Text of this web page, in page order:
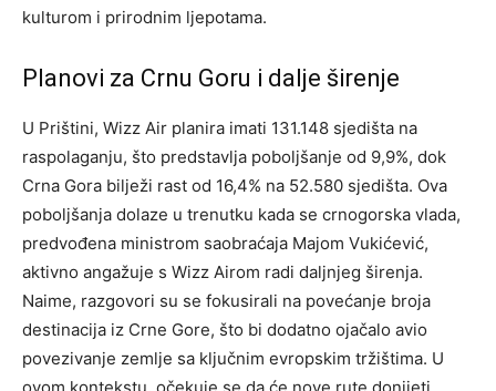
kulturom i prirodnim ljepotama.
Planovi za Crnu Goru i dalje širenje
U Prištini, Wizz Air planira imati 131.148 sjedišta na
raspolaganju, što predstavlja poboljšanje od 9,9%, dok
Crna Gora bilježi rast od 16,4% na 52.580 sjedišta. Ova
poboljšanja dolaze u trenutku kada se crnogorska vlada,
predvođena ministrom saobraćaja Majom Vukićević,
aktivno angažuje s Wizz Airom radi daljnjeg širenja.
Naime, razgovori su se fokusirali na povećanje broja
destinacija iz Crne Gore, što bi dodatno ojačalo avio
povezivanje zemlje sa ključnim evropskim tržištima. U